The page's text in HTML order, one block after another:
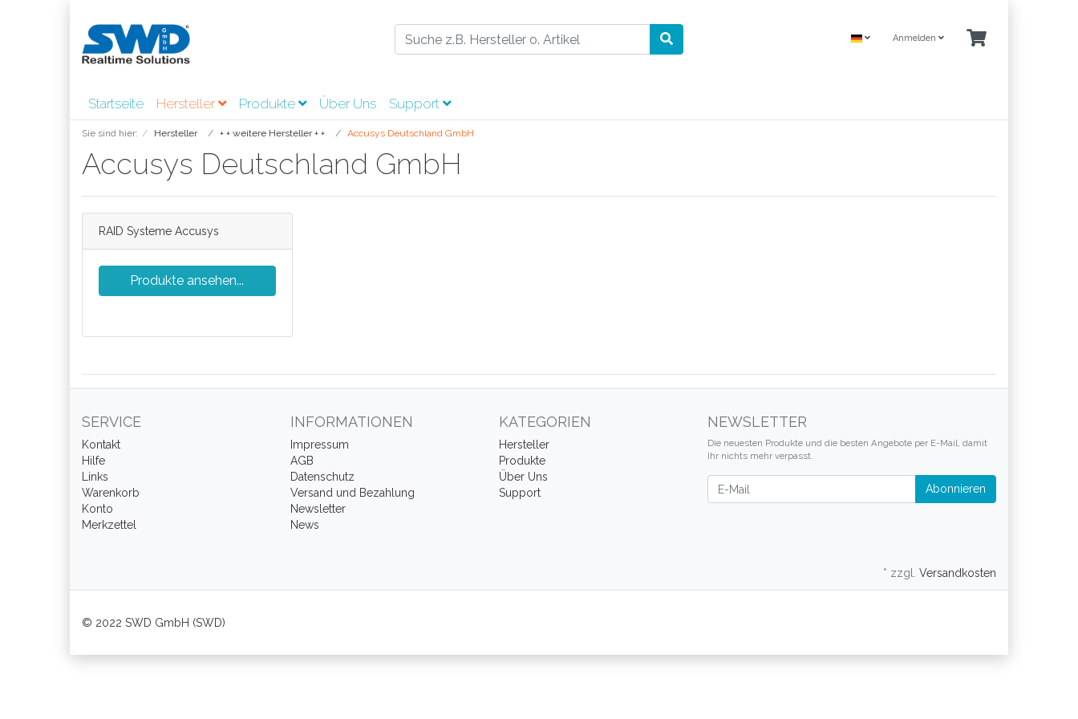
Anmelden
Startseite Hersteller Produkte Über Uns Support
Sie sind hier: Hersteller + + weitere Hersteller + + Accusys Deutschland GmbH
Accusys Deutschland GmbH
RAID Systeme Accusys
Produkte ansehen...
SERVICE
Kontakt
Hilfe
Links
Warenkorb
Konto
Merkzettel
INFORMATIONEN
Impressum
AGB
Datenschutz
Versand und Bezahlung
Newsletter
News
KATEGORIEN
Hersteller
Produkte
Über Uns
Support
NEWSLETTER
Die neuesten Produkte und die besten Angebote per E-Mail, damit
Ihr nichts mehr verpasst.
Newsletter Abonnieren
* zzgl. Versandkosten
© 2022 SWD GmbH (SWD)